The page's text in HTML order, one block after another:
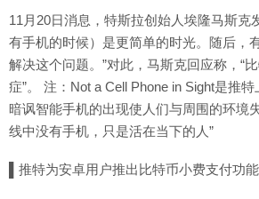
11月20日消息，特斯拉创始人埃隆马斯克
有手机的时候）是更简单的时光。随后，
解决这个问题。”对此，马斯克回应称，“
症”。 注：Not a Cell Phone in Sight是推
暗讽智能手机的出现使人们与周围的环境
线中没有手机，只是活在当下的人”
▌推特为安卓用户推出比特币小费支付功能